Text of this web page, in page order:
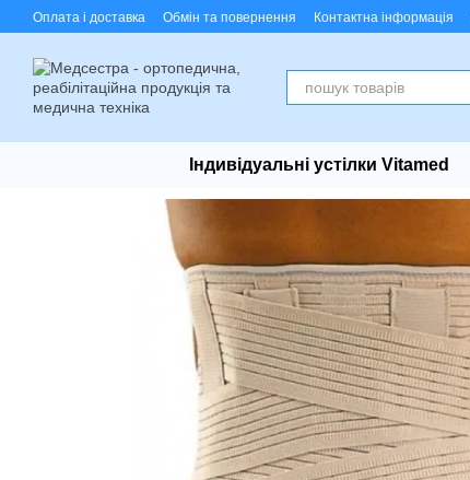
Перейти до основного контенту
Оплата і доставка Обмін та повернення Контактна інформація
Індивідуальні устілки Vitamed